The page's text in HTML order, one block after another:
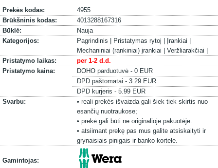
Prekės kodas:
4955
Brūkšninis kodas:
4013288167316
Būklė:
Nauja
Kategorijos:
Pagrindinis | Pristatymas rytoj |
Įrankiai |
Mechaniniai (rankiniai) įrankiai | Veržliarakčiai |
Pristatymo laikas:
per 1-2 d.d.
Pristatymo kaina:
DOHO parduotuvė - 0 EUR
DPD paštomatai - 3.29 EUR
DPD kurjeris - 5.99 EUR
Svarbu:
• reali prekės išvaizda gali šiek tiek skirtis nuo
esančių nuotraukose;
• prekė gali būti ne originalioje pakuotėje.
• atsiimant prekę pas mus galite atsiskaityti ir
grynaisiais pinigais ir banko kortele.
Gamintojas: